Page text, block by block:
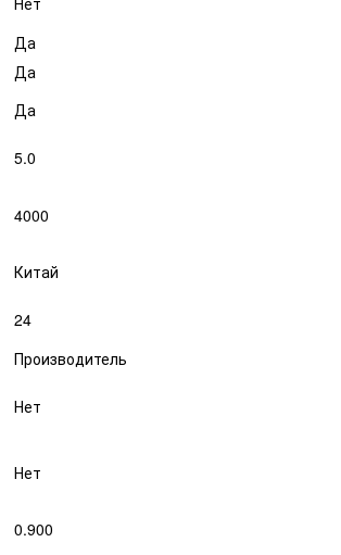
Да
Да
Да
5.0
4000
Китай
24
Производитель
Нет
Нет
0.900